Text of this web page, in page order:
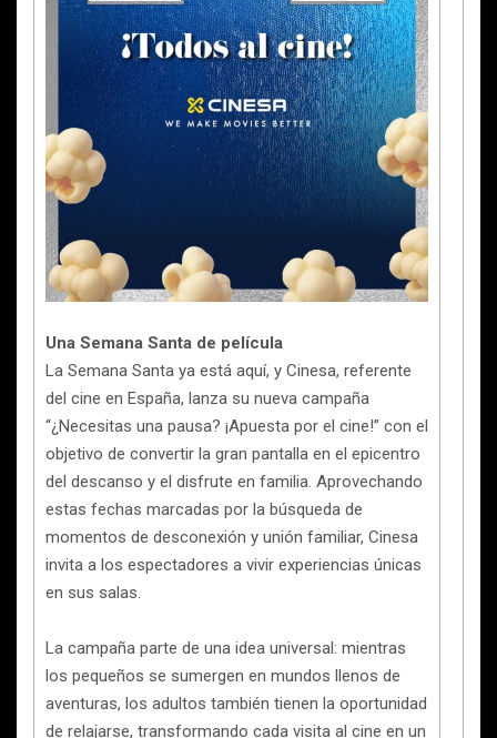
Una Semana Santa de película
La Semana Santa ya está aquí, y Cinesa, referente
del cine en España, lanza su nueva campaña
“¿Necesitas una pausa? ¡Apuesta por el cine!” con el
objetivo de convertir la gran pantalla en el epicentro
del descanso y el disfrute en familia. Aprovechando
estas fechas marcadas por la búsqueda de
momentos de desconexión y unión familiar, Cinesa
invita a los espectadores a vivir experiencias únicas
en sus salas.
La campaña parte de una idea universal: mientras
los pequeños se sumergen en mundos llenos de
aventuras, los adultos también tienen la oportunidad
de relajarse, transformando cada visita al cine en un